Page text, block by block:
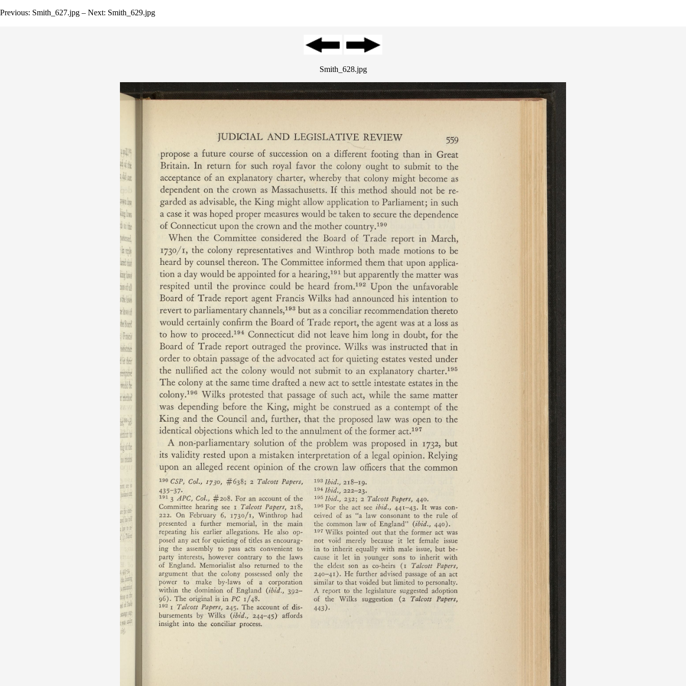
Previous: Smith_627.jpg – Next: Smith_629.jpg
Smith_628.jpg